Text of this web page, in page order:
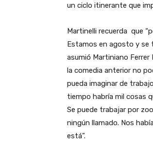
un ciclo itinerante que
Martinelli recuerda que
Estamos en agosto y se
asumió Martiniano
la comedia anterior no
pueda imaginar de
tiempo habría mil cosas
Se puede trabajar por
ningún llamado. Nos
está”.